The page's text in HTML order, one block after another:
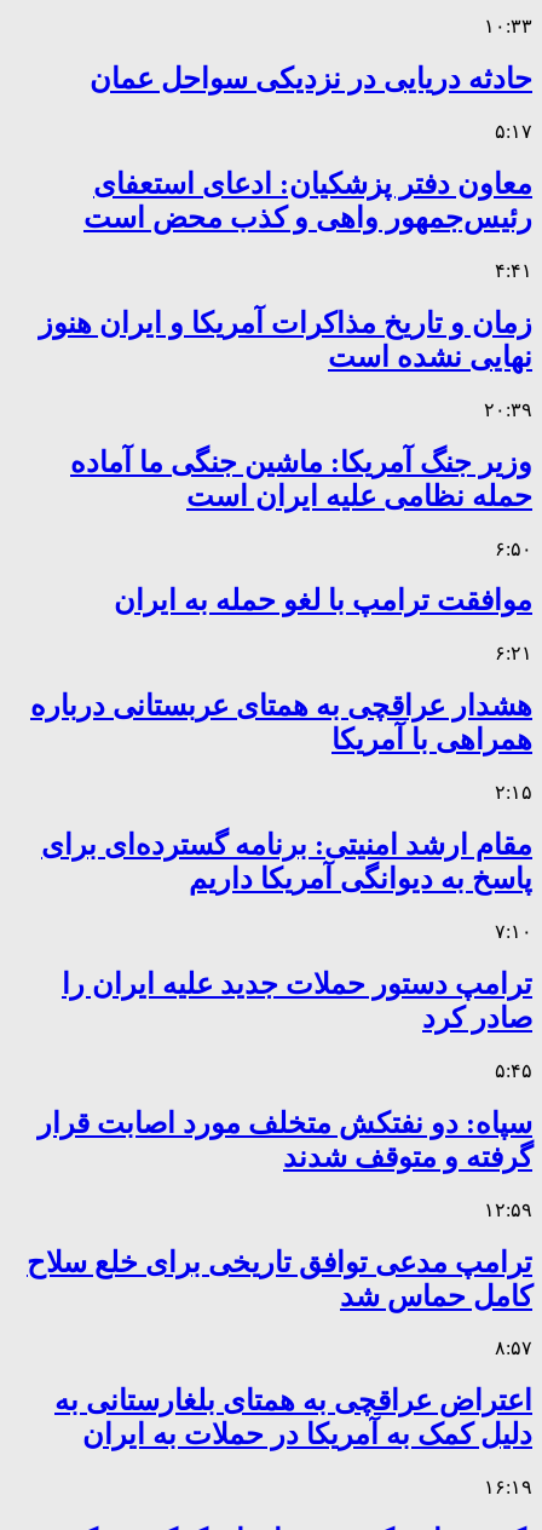
۱۰:۳۳
حادثه دریایی در نزدیکی سواحل عمان
۵:۱۷
معاون دفتر پزشکیان: ادعای استعفای
رئیس‌جمهور واهی و کذب محض است
۴:۴۱
زمان و تاریخ مذاکرات آمریکا و ایران هنوز
نهایی نشده است
۲۰:۳۹
وزیر جنگ آمریکا: ماشین جنگی ما آماده
حمله نظامی علیه ایران است
۶:۵۰
موافقت ترامپ با لغو حمله به ایران
۶:۲۱
هشدار عراقچی به همتای عربستانی درباره
همراهی با آمریکا
۲:۱۵
مقام ارشد امنیتی: برنامه گسترده‌ای برای
پاسخ به دیوانگی آمریکا داریم
۷:۱۰
ترامپ دستور حملات جدید علیه ایران را
صادر کرد
۵:۴۵
سپاه: دو نفتکش متخلف مورد اصابت قرار
گرفته و متوقف شدند
۱۲:۵۹
ترامپ مدعی توافق تاریخی برای خلع سلاح
کامل حماس شد
۸:۵۷
اعتراض عراقچی به همتای بلغارستانی به
دلیل کمک به آمریکا در حملات به ایران
۱۶:۱۹